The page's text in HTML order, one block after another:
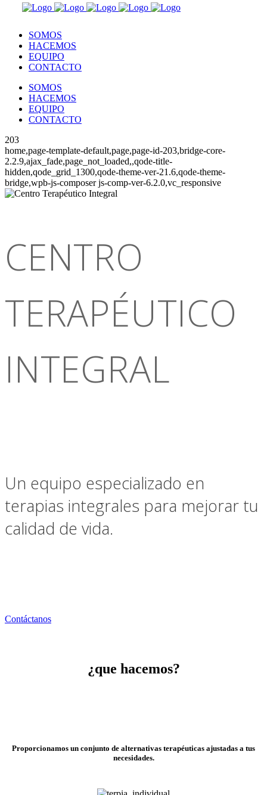
SOMOS
HACEMOS
EQUIPO
CONTACTO
SOMOS
HACEMOS
EQUIPO
CONTACTO
203
home,page-template-default,page,page-id-203,bridge-core-
2.2.9,ajax_fade,page_not_loaded,,qode-title-
hidden,qode_grid_1300,qode-theme-ver-21.6,qode-theme-
bridge,wpb-js-composer js-comp-ver-6.2.0,vc_responsive
CENTRO
TERAPÉUTICO
INTEGRAL
Un equipo especializado en
terapias integrales para mejorar tu
calidad de vida.
Contáctanos
¿que hacemos?
Proporcionamos un conjunto de alternativas terapéuticas ajustadas a tus
necesidades.